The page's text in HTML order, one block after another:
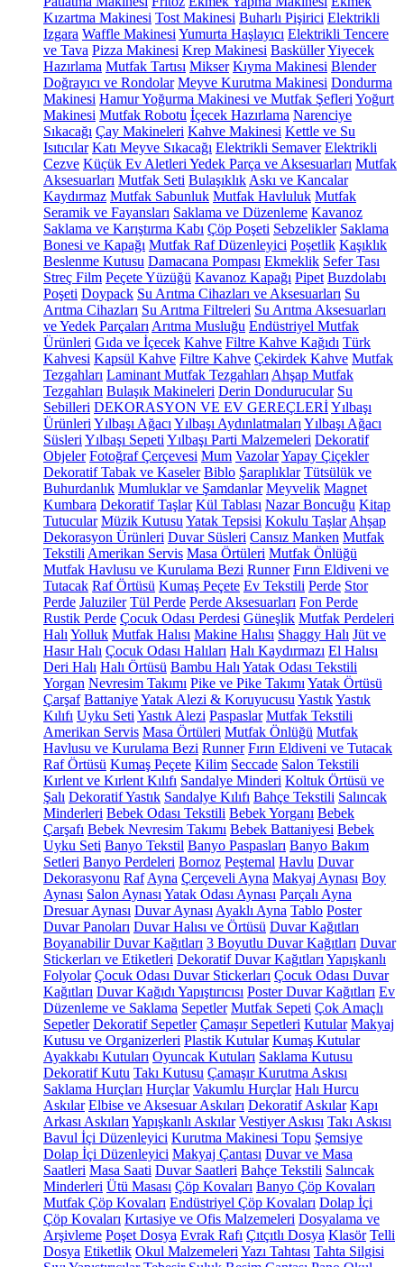
Kızartma Makinesi Tost Makinesi Buharlı Pişirici Elektrikli
Izgara Waffle Makinesi Yumurta Haşlayıcı Elektrikli Tencere
ve Tava Pizza Makinesi Krep Makinesi BasküllerYiyecek
Hazırlama Mutfak Tartısı Mikser Kıyma Makinesi Blender
Doğrayıcı ve Rondolar Meyve Kurutma Makinesi Dondurma
Makinesi Hamur Yoğurma Makinesi ve Mutfak Şefleri Yoğurt
Makinesi Mutfak Robotu İçecek Hazırlama Narenciye
Sıkacağı Çay Makineleri Kahve Makinesi Kettle ve Su
Isıtıcılar Katı Meyve Sıkacağı Elektrikli Semaver Elektrikli
Cezve Küçük Ev Aletleri Yedek Parça ve Aksesuarları Mutfak
Aksesuarları Mutfak Seti Bulaşıklık Askı ve Kancalar
Kaydırmaz Mutfak Sabunluk Mutfak Havluluk Mutfak
Seramik ve Fayansları Saklama ve Düzenleme Kavanoz
Saklama ve Karıştırma Kabı Çöp Poşeti Sebzelikler Saklama
Bonesi ve Kapağı Mutfak Raf Düzenleyici Poşetlik Kaşıklık
Beslenme Kutusu Damacana Pompası Ekmeklik Sefer Tası
Streç Film Peçete Yüzüğü Kavanoz Kapağı Pipet Buzdolabı
Poşeti Doypack Su Arıtma Cihazları ve Aksesuarları Su
Arıtma Cihazları Su Arıtma Filtreleri Su Arıtma Aksesuarları
ve Yedek Parçaları Arıtma Musluğu Endüstriyel Mutfak
Ürünleri Gıda ve İçecek Kahve Filtre Kahve Kağıdı Türk
Kahvesi Kapsül Kahve Filtre Kahve Çekirdek Kahve Mutfak
Tezgahları Laminant Mutfak Tezgahları Ahşap Mutfak
Tezgahları Bulaşık Makineleri Derin Dondurucular Su
Sebilleri DEKORASYON VE EV GEREÇLERİYılbaşı
Ürünleri Yılbaşı Ağacı Yılbaşı Aydınlatmaları Yılbaşı Ağacı
Süsleri Yılbaşı Sepeti Yılbaşı Parti Malzemeleri Dekoratif
Objeler Fotoğraf Çerçevesi Mum VazolarYapay Çiçekler
Dekoratif Tabak ve Kaseler Biblo Şaraplıklar Tütsülük ve
Buhurdanlık Mumluklar ve Şamdanlar Meyvelik Magnet
Kumbara Dekoratif Taşlar Kül Tablası Nazar Boncuğu Kitap
Tutucular Müzik Kutusu Yatak Tepsisi Kokulu Taşlar Ahşap
Dekorasyon Ürünleri Duvar Süsleri Cansız Manken Mutfak
Tekstili Amerikan Servis Masa Örtüleri Mutfak Önlüğü
Mutfak Havlusu ve Kurulama Bezi Runner Fırın Eldiveni ve
Tutacak Raf Örtüsü Kumaş Peçete Ev Tekstili Perde Stor
Perde Jaluziler Tül Perde Perde Aksesuarları Fon Perde
Rustik Perde Çocuk Odası Perdesi Güneşlik Mutfak Perdeleri
Halı Yolluk Mutfak Halısı Makine Halısı Shaggy Halı Jüt ve
Hasır Halı Çocuk Odası Halıları Halı Kaydırmazı El Halısı
Deri Halı Halı Örtüsü Bambu Halı Yatak Odası Tekstili
Yorgan Nevresim Takımı Pike ve Pike Takımı Yatak Örtüsü
Çarşaf BattaniyeYatak Alezi & Koruyucusu YastıkYastık
Kılıfı Uyku Seti Yastık Alezi Paspaslar Mutfak Tekstili
Amerikan Servis Masa Örtüleri Mutfak Önlüğü Mutfak
Havlusu ve Kurulama Bezi Runner Fırın Eldiveni ve Tutacak
Raf Örtüsü Kumaş Peçete Kilim Seccade Salon Tekstili
Kırlent ve Kırlent Kılıfı Sandalye Minderi Koltuk Örtüsü ve
Şalı Dekoratif Yastık Sandalye Kılıfı Bahçe Tekstili Salıncak
Minderleri Bebek Odası Tekstili Bebek Yorganı Bebek
Çarşafı Bebek Nevresim Takımı Bebek Battaniyesi Bebek
Uyku Seti Banyo Tekstil Banyo Paspasları Banyo Bakım
Setleri Banyo Perdeleri Bornoz Peştemal Havlu Duvar
Dekorasyonu Raf Ayna Çerçeveli Ayna Makyaj Aynası Boy
Aynası Salon Aynası Yatak Odası Aynası Parçalı Ayna
Dresuar Aynası Duvar Aynası Ayaklı Ayna Tablo Poster
Duvar Panoları Duvar Halısı ve Örtüsü Duvar Kağıtları
Boyanabilir Duvar Kağıtları 3 Boyutlu Duvar Kağıtları Duvar
Stickerları ve Etiketleri Dekoratif Duvar Kağıtları Yapışkanlı
Folyolar Çocuk Odası Duvar Stickerları Çocuk Odası Duvar
Kağıtları Duvar Kağıdı Yapıştırıcısı Poster Duvar Kağıtları Ev
Düzenleme ve Saklama Sepetler Mutfak Sepeti Çok Amaçlı
Sepetler Dekoratif Sepetler Çamaşır Sepetleri Kutular Makyaj
Kutusu ve Organizerleri Plastik Kutular Kumaş Kutular
Ayakkabı Kutuları Oyuncak Kutuları Saklama Kutusu
Dekoratif Kutu Takı Kutusu Çamaşır Kurutma Askısı
Saklama Hurçları Hurçlar Vakumlu Hurçlar Halı Hurcu
Askılar Elbise ve Aksesuar Askıları Dekoratif Askılar Kapı
Arkası Askıları Yapışkanlı Askılar Vestiyer Askısı Takı Askısı
Bavul İçi Düzenleyici Kurutma Makinesi Topu Şemsiye
Dolap İçi Düzenleyici Makyaj Çantası Duvar ve Masa
Saatleri Masa Saati Duvar Saatleri Bahçe Tekstili Salıncak
Minderleri Ütü Masası Çöp Kovaları Banyo Çöp Kovaları
Mutfak Çöp Kovaları Endüstriyel Çöp Kovaları Dolap İçi
Çöp Kovaları Kırtasiye ve Ofis Malzemeleri Dosyalama ve
Arşivleme Poşet Dosya Evrak Rafı Çıtçıtlı Dosya Klasör Telli
Dosya Etiketlik Okul Malzemeleri Yazı Tahtası Tahta Silgisi